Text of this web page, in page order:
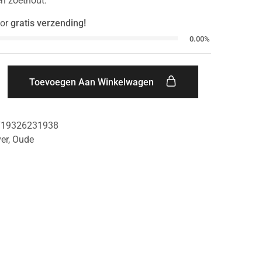
gratis verzending!
0.00%
Toevoegen Aan Winkelwagen
, Oude